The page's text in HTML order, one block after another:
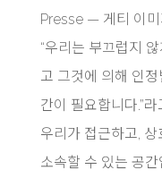
Presse — 게티 이미
“우리는 부끄럽지
고 그것에 의해 인
간이 필요합니다.”
우리가 접근하고, 상
소속할 수 있는 공간